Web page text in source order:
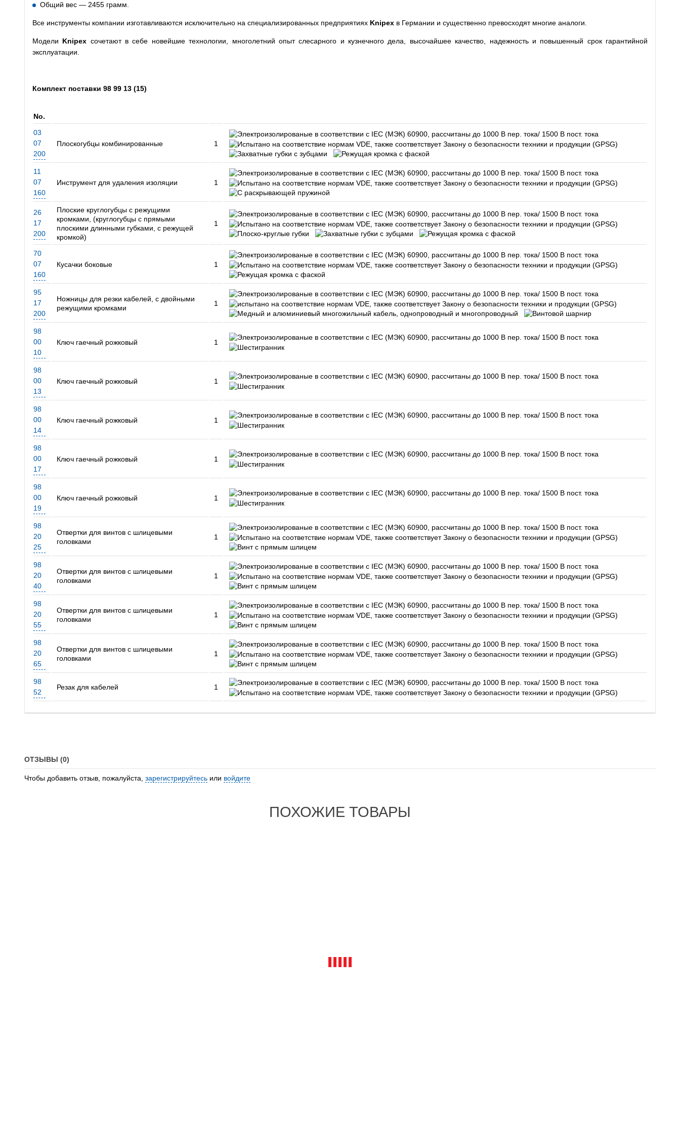
Общий вес — 2455 грамм.
Все инструменты компании изготавливаются исключительно на специализированных предприятиях Knipex в Германии и существенно превосходят многие аналоги.
Модели Knipex сочетают в себе новейшие технологии, многолетний опыт слесарного и кузнечного дела, высочайшее качество, надежность и повышенный срок гарантийной
эксплуатации.
Комплект поставки 98 99 13 (15)
No.
03
07
200
Плоскогубцы комбинированные 1
11
07
160
Инструмент для удаления изоляции 1
26
17
200
Плоские круглогубцы с режущими
кромками, (круглогубцы с прямыми
плоскими длинными губками, с режущей
кромкой)
1
70
07
160
Кусачки боковые 1
95
17
200
Ножницы для резки кабелей, с двойными
режущими кромками
1
98
00
10
Ключ гаечный рожковый 1
98
00
13
Ключ гаечный рожковый 1
98
00
14
Ключ гаечный рожковый 1
98
00
17
Ключ гаечный рожковый 1
98
00
19
Ключ гаечный рожковый 1
98
20
25
Отвертки для винтов с шлицевыми
головками
1
98
20
40
Отвертки для винтов с шлицевыми
головками
1
98
20
55
Отвертки для винтов с шлицевыми
головками
1
98
20
65
Отвертки для винтов с шлицевыми
головками
1
98
52
Резак для кабелей 1
ОТЗЫВЫ (0)
Чтобы добавить отзыв, пожалуйста, зарегистрируйтесь или войдите
ПОХОЖИЕ ТОВАРЫ